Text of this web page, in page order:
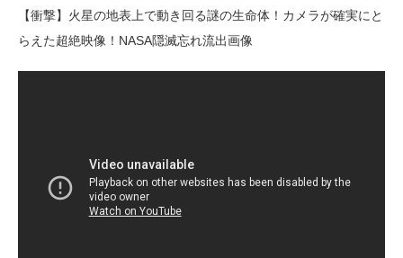
【衝撃】火星の地表上で動き回る謎の生命体！カメラが確実にと
らえた超絶映像！NASA隠滅忘れ流出画像